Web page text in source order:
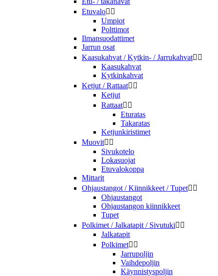
Etuvalo 
Umpiot
Polttimot
Ilmansuodattimet
Jarrun osat
Kaasukahvat / Kytkin- / Jarrukahvat 
Kaasukahvat
Kytkinkahvat
Ketjut / Rattaat 
Ketjut
Rattaat 
Eturatas
Takaratas
Ketjunkiristimet
Muovit 
Sivukotelo
Lokasuojat
Etuvalokoppa
Mittarit
Ohjaustangot / Kiinnikkeet / Tupet 
Ohjaustangot
Ohjaustangon kiinnikkeet
Tupet
Polkimet / Jalkatapit / Sivutuki 
Jalkatapit
Polkimet 
Jarrupoljin
Vaihdepoljin
Käynnistyspoljin